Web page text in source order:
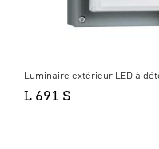
Luminaire extérieur LED à
L 691 S